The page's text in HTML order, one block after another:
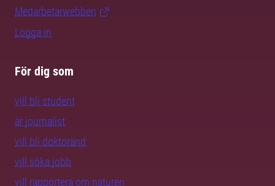
Medarbetarwebben
Logga in
För dig som
vill bli student
är journalist
vill bli doktorand
vill söka jobb
vill rapportera om naturen